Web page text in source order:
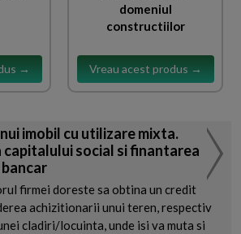
→
domeniul
constructiilor
Vreau acest produs →
imobil cu utilizare mixta.
social si finantarea
firmei doreste sa obtina un credit
achizitionarii unui teren, respectiv
cladiri/locuinta, unde isi va muta si